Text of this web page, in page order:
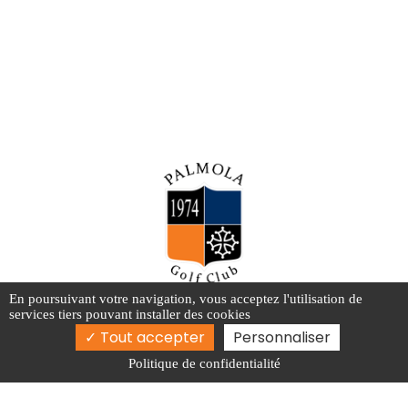
Route d'Albi, 31660 Buzet-sur-Tarn
05 61 84 20 50
En poursuivant votre navigation, vous acceptez l'utilisation de
services tiers pouvant installer des cookies
Tout accepter Personnaliser
Politique de confidentialité